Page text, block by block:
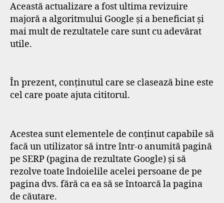
Această actualizare a fost ultima revizuire
majoră a algoritmului Google și a beneficiat și
mai mult de rezultatele care sunt cu adevărat
utile.
În prezent, conținutul care se clasează bine este
cel care poate ajuta cititorul.
Acestea sunt elementele de conținut capabile să
facă un utilizator să intre într-o anumită pagină
pe SERP (pagina de rezultate Google) și să
rezolve toate îndoielile acelei persoane de pe
pagina dvs. fără ca ea să se întoarcă la pagina
de căutare.